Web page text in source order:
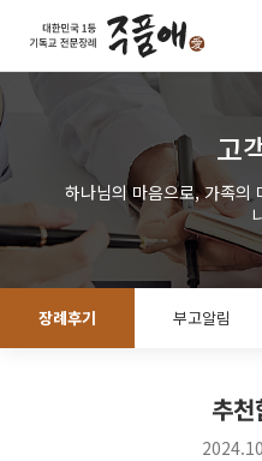
고
하나님의 마음으로, 가족의
장례후기 부고알림
추